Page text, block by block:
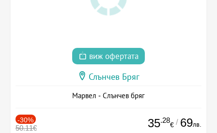
виж офертата
Слънчев Бряг
Марвел - Слънчев бряг
-30%
50.11€ 35.28
€ / 69лв.